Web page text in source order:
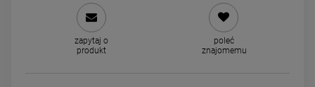
zapytaj o
produkt
poleć
znajomemu